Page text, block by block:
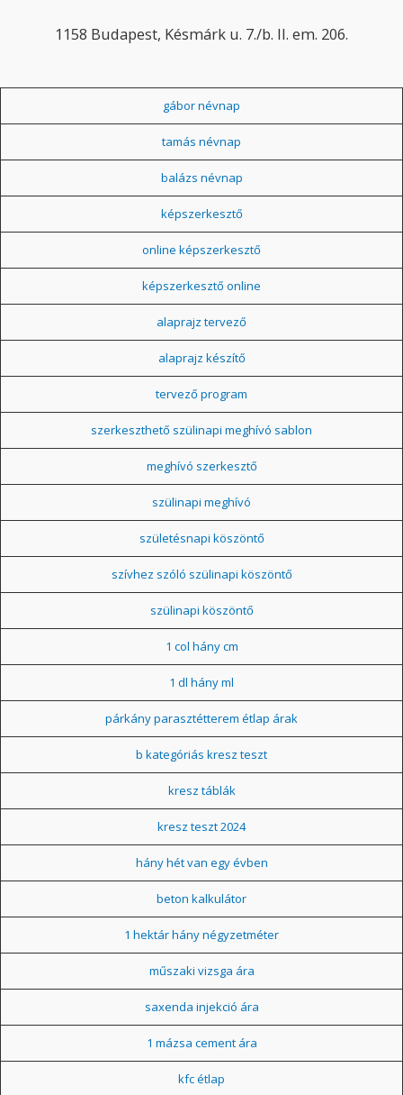
1158 Budapest, Késmárk u. 7./b. II. em. 206.
gábor névnap
tamás névnap
balázs névnap
képszerkesztő
online képszerkesztő
képszerkesztő online
alaprajz tervező
alaprajz készítő
tervező program
szerkeszthető szülinapi meghívó sablon
meghívó szerkesztő
szülinapi meghívó
születésnapi köszöntő
szívhez szóló szülinapi köszöntő
szülinapi köszöntő
1 col hány cm
1 dl hány ml
párkány parasztétterem étlap árak
b kategóriás kresz teszt
kresz táblák
kresz teszt 2024
hány hét van egy évben
beton kalkulátor
1 hektár hány négyzetméter
műszaki vizsga ára
saxenda injekció ára
1 mázsa cement ára
kfc étlap